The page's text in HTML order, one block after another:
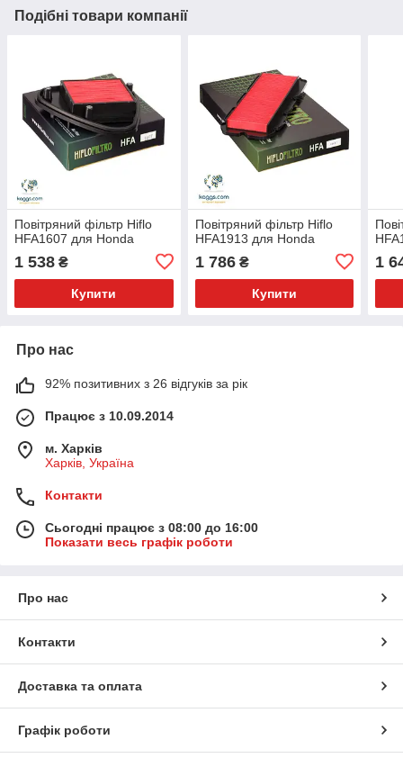
Подібні товари компанії
Повітряний фільтр Hiflo
HFA1607 для Honda
1 538 ₴
Купити
Повітряний фільтр Hiflo
HFA1913 для Honda
1 786₴
Купити
1
Про нас
92% позитивних з 26 відгуків за рік
Працює з 10.09.2014
м. Харків
Харків, Україна
Контакти
Сьогодні працює з 08:00 до 16:00
Показати весь графік роботи
Про нас
Контакти
Доставка та оплата
Графік роботи